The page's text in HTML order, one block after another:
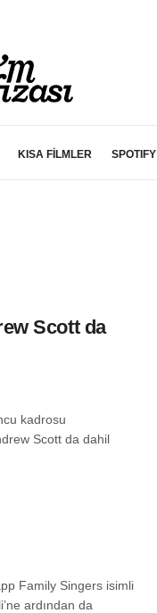
KISA FİLMLER SPOTIFY
Scott da
kadrosu
Scott da dahil
Family Singers isimli
ardından da